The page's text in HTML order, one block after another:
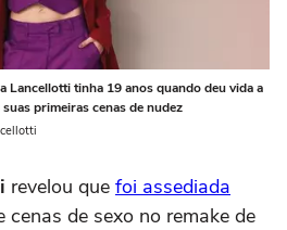
Lancellotti tinha 19 anos quando deu vida a
primeiras cenas de nudez
revelou que foi assediada
de sexo no remake de